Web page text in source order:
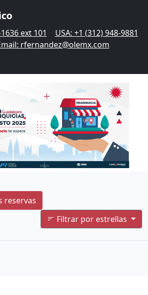
ext 101
USA: +1 (312) 948-9881
rfernandez@olemx.com
reservas
Filtrar por estrellas